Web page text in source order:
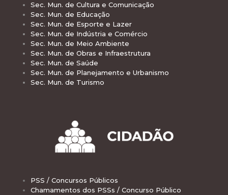
Sec. Mun. de Cultura e Comunicação
Sec. Mun. de Educação
Sec. Mun. de Esporte e Lazer
Sec. Mun. de Indústria e Comércio
Sec. Mun. de Meio Ambiente
Sec. Mun. de Obras e Infraestrutura
Sec. Mun. de Saúde
Sec. Mun. de Planejamento e Urbanismo
Sec. Mun. de Turismo
PSS / Concursos Públicos
Chamamentos dos PSSs / Concurso Público